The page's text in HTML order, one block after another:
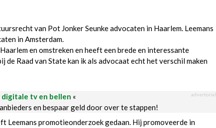
van Pot Jonker Seunke advocaten in Haarlem. Leemans
in Amsterdam.
en omstreken en heeft een brede en interessante
Raad van State kan ik als advocaat echt het verschil maken
tv en bellen « advertorial
en bespaar geld door over te stappen!
Leemans promotieonderzoek gedaan. Hij promoveerde in